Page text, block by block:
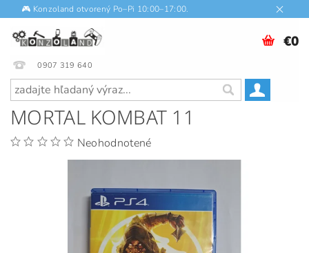
🎮 Konzoland otvorený Po–Pi 10:00–17:00.
0907 319 640
€0
MORTAL KOMBAT 11
Neohodnotené